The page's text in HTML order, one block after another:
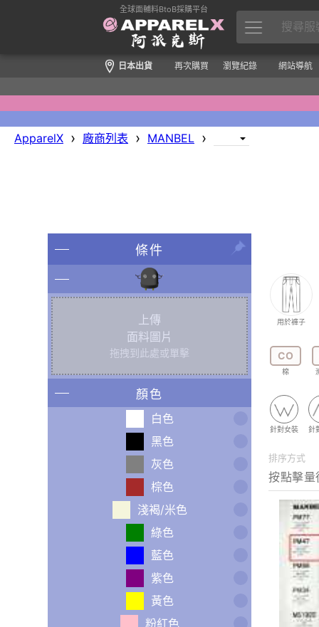
全球面輔料BtoB採購平台
日本出貨 再次購買 瀏覽紀錄 網站導航
ApparelX › 廠商列表 › MANBEL ›
條件
上傳
面料圖片
拖拽到此處或單擊
顏色
白色
黑色
灰色
棕色
淺褐/米色
綠色
藍色
紫色
黃色
粉紅色
用於褲子
CO
棉
針對女裝 針
排序方式